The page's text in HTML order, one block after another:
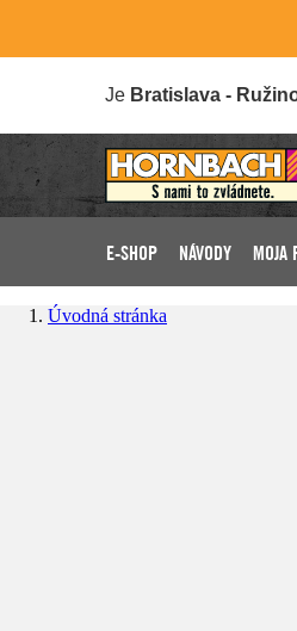
Je Bratislava -
E-SHOP NÁVODY MOJA
Úvodná stránka